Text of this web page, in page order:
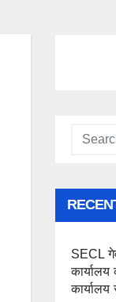
SECL
कार्यालय